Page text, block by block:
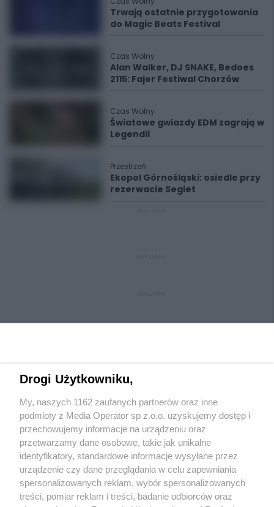
Trwają ostatnie przygotowania
do Magic Beats Festival
Czas Wolny
Alan Walker, DJ SNAKE, Bedoes
2115: Fajer Festiwal Chorzów
Czas Wolny
Światowe gwiazdy EDM zagrają w
Legendii
Przestrzeń
Ekopol Górnośląski: osiedle przy
rezerwacie Segiet
Wydawca mediówlokalnych
Nie zapomnij
zapoznać się z:
polityką prywatności regulamin korzystania z portali
Drogi Użytkowniku,
My, naszych 1162 zaufanych partnerów oraz inne
podmioty z Media Operator sp z.o.o. uzyskujemy dostęp i
przechowujemy informacje na urządzeniu oraz
przetwarzamy dane osobowe, takie jak unikalne
identyfikatory, standardowe informacje wysyłane przez
urządzenie czy dane przeglądania w celu zapewniania
spersonalizowanych reklam, wybór spersonalizowanych
treści, pomiar reklam i treści, badanie odbiorców oraz